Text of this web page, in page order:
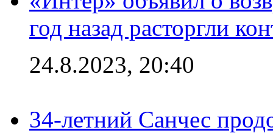
год назад расторгли
24.8.2023, 20:40
34-летний Санчес